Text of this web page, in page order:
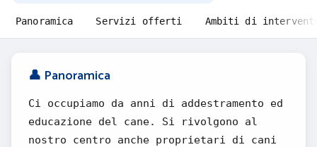
Panoramica Servizi offerti Ambiti di
👤 Panoramica
Ci occupiamo da anni di addestramento ed
educazione del cane. Si rivolgono al
nostro centro anche proprietari di cani